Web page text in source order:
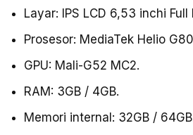
Layar: IPS LCD 6,53 inchi
Prosesor: MediaTek Helio
GPU: Mali-G52 MC2.
RAM: 3GB / 4GB.
Memori internal: 32GB /